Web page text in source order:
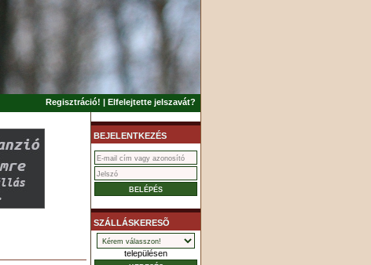
Regisztráció! | Elfelejtette jelszavát?
BEJELENTKEZÉS
SZÁLLÁSKERESÕ
településen